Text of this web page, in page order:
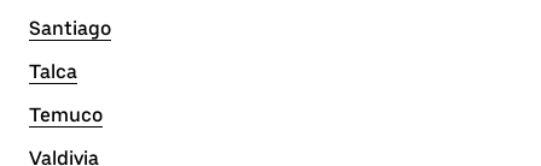
Santiago
Talca
Temuco
Valdivia